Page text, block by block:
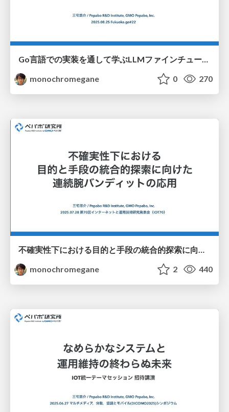
Go言語での実装を通して学ぶLLMファインチューニングの仕組み / fukuokago22-llm-peft
monochromegane
0 270
不確実性下における目的と手段の統合的探索に向けた連続腕バンディットの応用 / iot70_gp_rff_mab
monochromegane
2 440